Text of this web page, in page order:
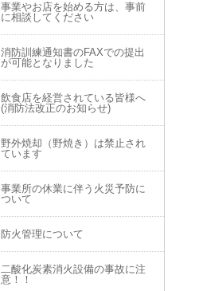
事業やお店を始める方は、事前
に相談してください
消防訓練通知書のFAXでの提出
が可能となりました
飲食店を経営されている皆様へ
(消防法改正のお知らせ)
野外焼却（野焼き）は禁止され
ています
事業所の休業に伴う火災予防に
ついて
防火管理について
二酸化炭素消火設備の事故に注
意！！